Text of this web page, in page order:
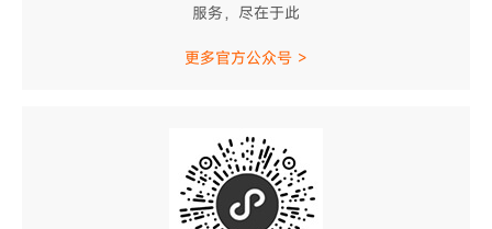
服务，尽在于此
更多官方公众号 >